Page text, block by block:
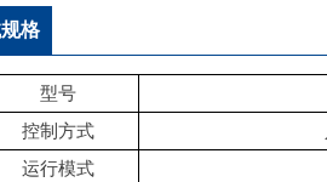
格
型号
控制方式
运行模式